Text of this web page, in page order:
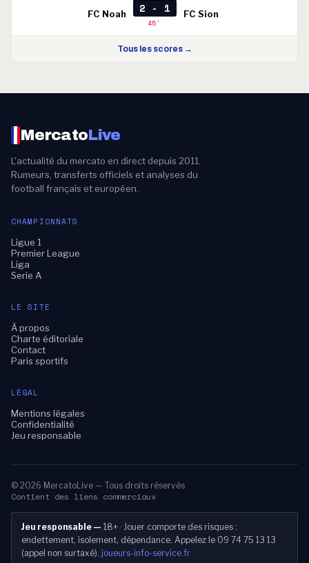
FC Noah 2 - 1
45'
FC Sion
Tous les scores →
MercatoLive
L'actualité du mercato en direct depuis 2011.
Rumeurs, transferts officiels et analyses du
football français et européen.
CHAMPIONNATS
Ligue 1
Premier League
Liga
Serie A
LE SITE
À propos
Charte éditoriale
Contact
Paris sportifs
LÉGAL
Mentions légales
Confidentialité
Jeu responsable
© 2026 MercatoLive — Tous droits réservés
Contient des liens commerciaux
Jeu responsable — 18+ · Jouer comporte des risques :
endettement, isolement, dépendance. Appelez le 09 74 75 13 13
(appel non surtaxé). joueurs-info-service.fr